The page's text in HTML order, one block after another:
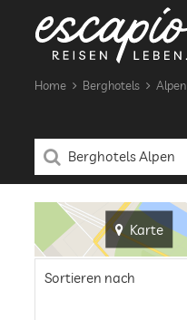
Home Berghotels Alpen
Karte
Sortieren nach